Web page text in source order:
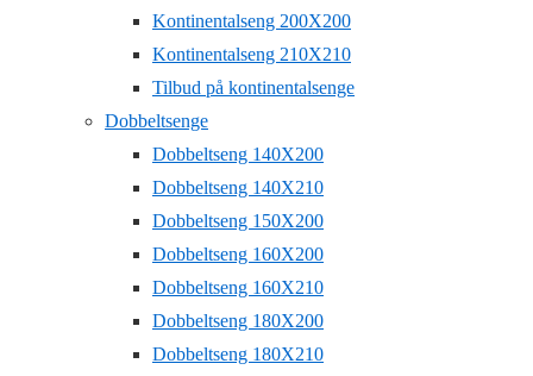
Kontinentalseng 200X200
Kontinentalseng 210X210
Tilbud på kontinentalsenge
Dobbeltsenge
Dobbeltseng 140X200
Dobbeltseng 140X210
Dobbeltseng 150X200
Dobbeltseng 160X200
Dobbeltseng 160X210
Dobbeltseng 180X200
Dobbeltseng 180X210